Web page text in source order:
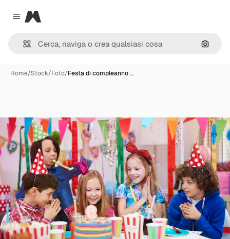
Close menu
Magnific
Cerca
Home/Stock/Foto/Festa di compleanno …